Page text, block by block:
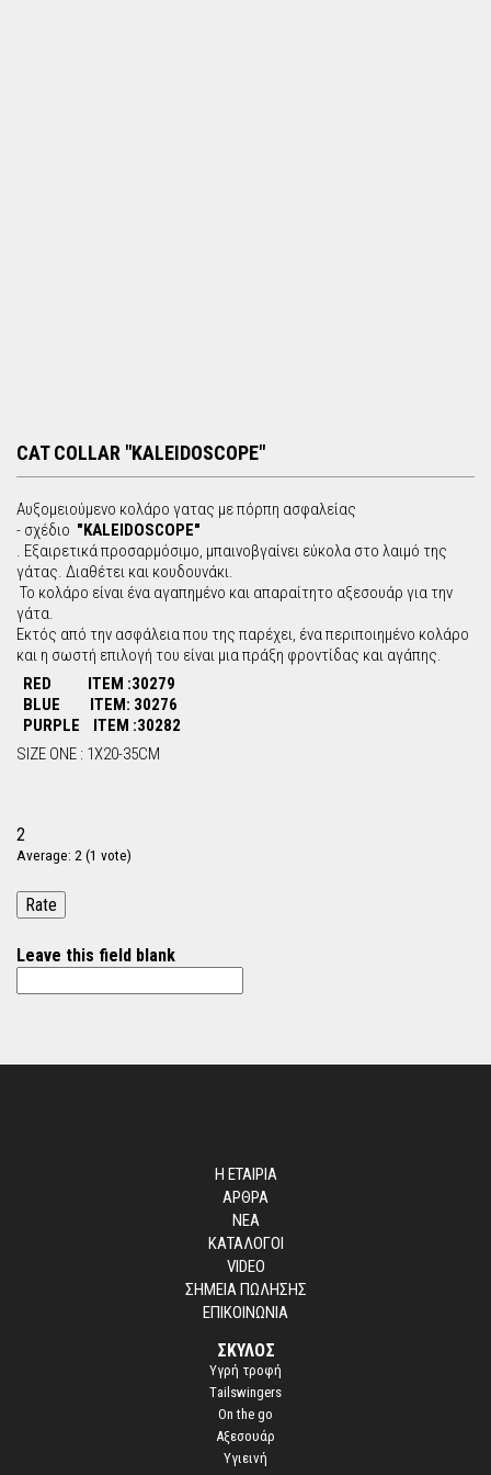
CAT COLLAR "KALEIDOSCOPE"
Αυξομειούμενο κολάρο γατας με πόρπη ασφαλείας
- σχέδιο "KALEIDOSCOPE"
. Εξαιρετικά προσαρμόσιμο, μπαινοβγαίνει εύκολα στο λαιμό της
γάτας. Διαθέτει και κουδουνάκι.
Το κολάρο είναι ένα αγαπημένο και απαραίτητο αξεσουάρ για την
γάτα.
Εκτός από την ασφάλεια που της παρέχει, ένα περιποιημένο κολάρο
και η σωστή επιλογή του είναι μια πράξη φροντίδας και αγάπης.
RED ITEM :30279
BLUE ITEM: 30276
PURPLE ITEM :30282
SIZE ONE : 1X20-35CM
2
Average: 2 (1 vote)
Leave this field blank
Η ΕΤΑΙΡΙΑ
ΑΡΘΡΑ
ΝΕΑ
ΚΑΤΑΛΟΓΟΙ
VIDEO
ΣΗΜΕΙΑ ΠΩΛΗΣΗΣ
ΕΠΙΚΟΙΝΩΝΙΑ
ΣΚΥΛΟΣ
Yγρή τροφή
Τailswingers
On the go
Αξεσουάρ
Υγιεινή